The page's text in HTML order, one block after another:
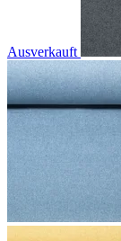
Ausverkauft